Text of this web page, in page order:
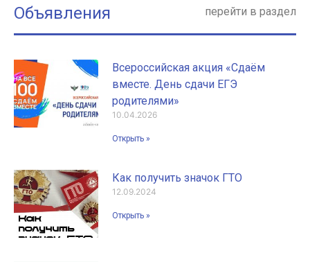
Объявления перейти в раздел
Всероссийская акция «Сдаём
вместе. День сдачи ЕГЭ
родителями»
10.04.2026
Открыть »
Как получить значок ГТО
12.09.2024
Открыть »